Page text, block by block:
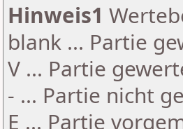
Hinweis1
blank ... Partie
V ... Partie
- ... Partie nicht
E ... Partie